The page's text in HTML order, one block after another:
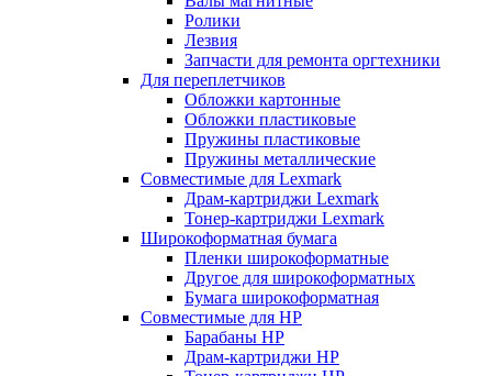
Ролики
Лезвия
Запчасти для ремонта оргтехники
Для переплетчиков
Обложки картонные
Обложки пластиковые
Пружины пластиковые
Пружины металлические
Совместимые для Lexmark
Драм-картриджи Lexmark
Тонер-картриджи Lexmark
Широкоформатная бумага
Пленки широкоформатные
Другое для широкоформатных
Бумага широкоформатная
Совместимые для HP
Барабаны HP
Драм-картриджи HP